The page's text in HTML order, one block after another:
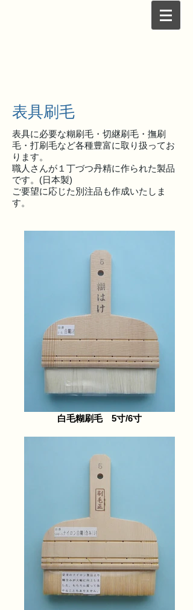
表具刷毛
表具に必要な糊刷毛・切継刷毛・撫刷
毛・打刷毛など各種豊富に取り扱ってお
ります。
職人さんが１丁づつ丹精に作られた製品
です。(日本製)
ご要望に応じた別注品も作成いたしま
す。
白毛糊刷毛 5寸/6寸